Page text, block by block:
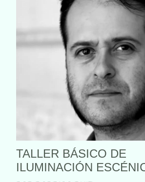
TALLER BÁSICO DE
ILUMINACIÓN